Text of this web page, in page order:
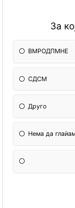
За
ВМРОДПМНЕ
СДСМ
Друго
Нема да